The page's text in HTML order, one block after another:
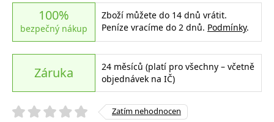
100%
bezpečný nákup
Zboží můžete do 14 dnů vrátit.
Peníze vracíme do 2 dnů. Podmínky.
Záruka
24 měsíců (platí pro všechny – včetně
objednávek na IČ)
Zatím nehodnocen